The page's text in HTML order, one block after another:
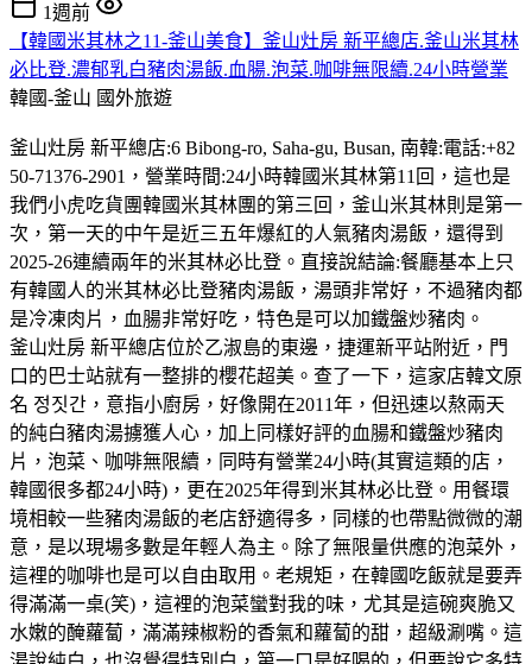
1週前
【韓國米其林之11-釜山美食】釜山灶房 新平總店.釜山米其林
必比登.濃郁乳白豬肉湯飯.血腸.泡菜.咖啡無限續.24小時營業
韓國-釜山 國外旅遊
釜山灶房 新平總店:6 Bibong-ro, Saha-gu, Busan, 南韓:電話:+82
50-71376-2901，營業時間:24小時韓國米其林第11回，這也是
我們小虎吃貨團韓國米其林團的第三回，釜山米其林則是第一
次，第一天的中午是近三五年爆紅的人氣豬肉湯飯，還得到
2025-26連續兩年的米其林必比登。直接說結論:餐廳基本上只
有韓國人的米其林必比登豬肉湯飯，湯頭非常好，不過豬肉都
是冷凍肉片，血腸非常好吃，特色是可以加鐵盤炒豬肉。
釜山灶房 新平總店位於乙淑島的東邊，捷運新平站附近，門
口的巴士站就有一整排的櫻花超美。查了一下，這家店韓文原
名 정짓간，意指小廚房，好像開在2011年，但迅速以熬兩天
的純白豬肉湯擄獲人心，加上同樣好評的血腸和鐵盤炒豬肉
片，泡菜、咖啡無限續，同時有營業24小時(其實這類的店，
韓國很多都24小時)，更在2025年得到米其林必比登。用餐環
境相較一些豬肉湯飯的老店舒適得多，同樣的也帶點微微的潮
意，是以現場多數是年輕人為主。除了無限量供應的泡菜外，
這裡的咖啡也是可以自由取用。老規矩，在韓國吃飯就是要弄
得滿滿一桌(笑)，這裡的泡菜蠻對我的味，尤其是這碗爽脆又
水嫩的醃蘿蔔，滿滿辣椒粉的香氣和蘿蔔的甜，超級涮嘴。這